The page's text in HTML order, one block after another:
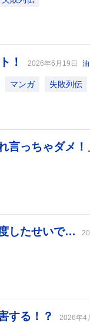
！ 2026年6月19日
マンガ 失敗列伝
言っちゃダメ！
したせいで…
する！？ 2026年4